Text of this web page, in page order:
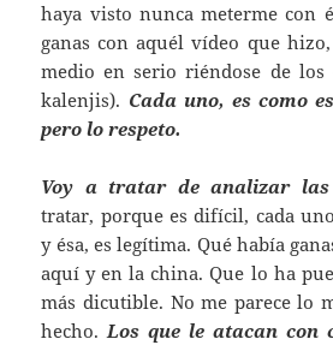
haya visto nunca meterme con
ganas con aquél vídeo que
medio en serio riéndose de los
kalenjis). Cada uno, es como
pero lo respeto.
Voy a tratar de analizar las
tratar, porque es difícil, cada
y ésa, es legítima. Qué había
aquí y en la china. Que lo ha
más dicutible. No me parece lo
hecho.Los que le atacan con